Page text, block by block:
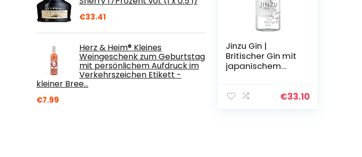
€33.41
Herz & Heim® Kleines
Weingeschenk zum Geburtstag
mit persönlichem Aufdruck im
Verkehrszeichen Etikett -
kleiner Bree…
€7.99
Jinzu Gin |
Britischer Gin mit
japanischem
es Aroma mit€33.10